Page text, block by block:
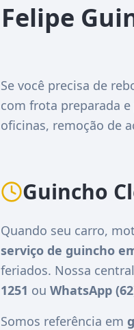
Felipe
Se você precisa de
com frota preparada
oficinas, remoção de
Guincho
Quando seu carro,
serviço de guincho
feriados. Nossa
1251 ou WhatsApp
Somos referência em